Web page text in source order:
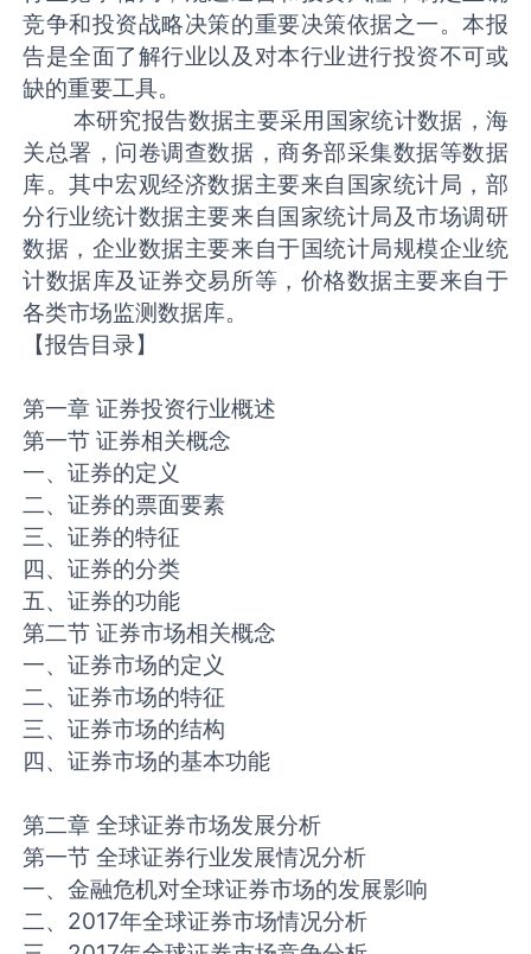
竞争和投资战略决策的重要决策依据之一。本报
告是全面了解行业以及对本行业进行投资不可或
缺的重要工具。
本研究报告数据主要采用国家统计数据，海
关总署，问卷调查数据，商务部采集数据等数据
库。其中宏观经济数据主要来自国家统计局，部
分行业统计数据主要来自国家统计局及市场调研
数据，企业数据主要来自于国统计局规模企业统
计数据库及证券交易所等，价格数据主要来自于
各类市场监测数据库。
【报告目录】
第一章 证券投资行业概述
第一节 证券相关概念
一、证券的定义
二、证券的票面要素
三、证券的特征
四、证券的分类
五、证券的功能
第二节 证券市场相关概念
一、证券市场的定义
二、证券市场的特征
三、证券市场的结构
四、证券市场的基本功能
第二章 全球证券市场发展分析
第一节 全球证券行业发展情况分析
一、金融危机对全球证券市场的发展影响
二、2017年全球证券市场情况分析